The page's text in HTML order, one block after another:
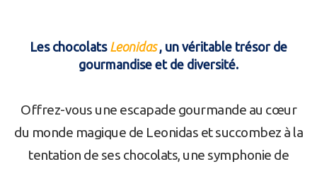
Les chocolats Leonidas, un véritable trésor de
gourmandise et de diversité.
Offrez-vous une escapade gourmande au cœur
du monde magique de Leonidas et succombez à la
tentation de ses chocolats, une symphonie de